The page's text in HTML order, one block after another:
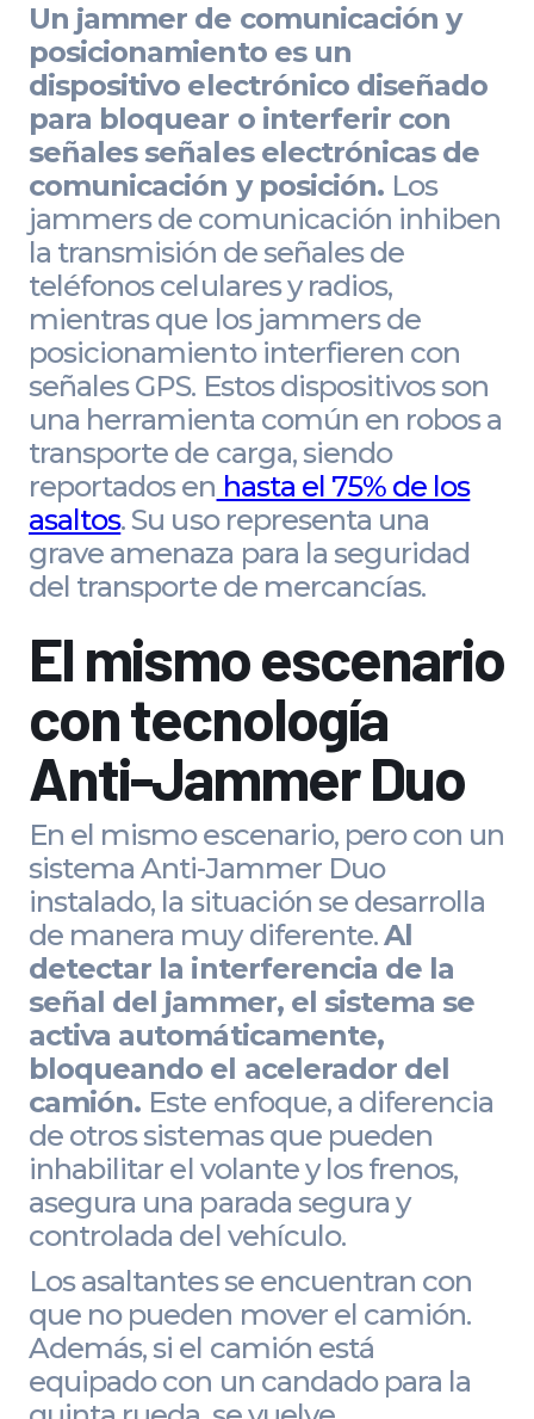
Un jammer de comunicación y
posicionamiento es un
dispositivo electrónico diseñado
para bloquear o interferir con
señales señales electrónicas de
comunicación y posición. Los
jammers de comunicación inhiben
la transmisión de señales de
teléfonos celulares y radios,
mientras que los jammers de
posicionamiento interfieren con
señales GPS. Estos dispositivos son
una herramienta común en robos a
transporte de carga, siendo
reportados en hasta el 75% de los
asaltos. Su uso representa una
grave amenaza para la seguridad
del transporte de mercancías.
El mismo escenario
con tecnología
Anti-Jammer Duo
En el mismo escenario, pero con un
sistema Anti-Jammer Duo
instalado, la situación se desarrolla
de manera muy diferente.Al
detectar la interferencia de la
señal del jammer, el sistema se
activa automáticamente,
bloqueando el acelerador del
camión. Este enfoque, a diferencia
de otros sistemas que pueden
inhabilitar el volante y los frenos,
asegura una parada segura y
controlada del vehículo.
Los asaltantes se encuentran con
que no pueden mover el camión.
Además, si el camión está
equipado con un candado para la